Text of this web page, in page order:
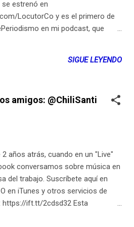
estrenó en
LocutorCo y es el primero de
en mi podcast, que
en Colombia... Oírlo en Spotify
SIGUE LEYENDO
amigos: @ChiliSanti
2 años atrás, cuando en un "Live"
conversamos sobre música en
del trabajo. Suscríbete aquí en
en iTunes y otros servicios de
https://ift.tt/2cdsd32 Esta